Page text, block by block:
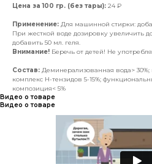
Цена за 100 гр. (без тары): 24 ₽
Применение: Для машинной стирки:
При жесткой воде дозировку увеличить
добавить 50 мл. геля.
Внимание! Беречь от детей! Не
Состав: Деминерализованная вода> 30%;
комплекс Н-тензидов 5-15%;
композиция< 5%
Видео о товаре
Видео о товаре